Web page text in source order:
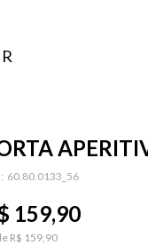
: 60.80.0133_56
159,90
R$ 159,90